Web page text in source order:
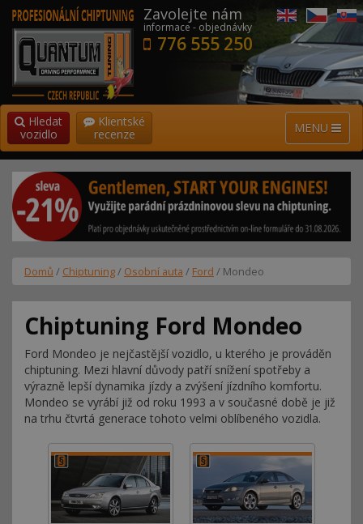
Zavolejte nám
informace - objednávky
776 555 250
MENU
Hledat
vozidlo
Klientské
recenze
Domů / Chiptuning/ Osobní auta / Ford / Mondeo
Chiptuning Ford Mondeo
Ford Mondeo je nejčastější vozidlo, u kterého je prováděn
chiptuning. Mezi hlavní důvody patří snížení spotřeby a
výrazně lepší dynamika jízdy a zvýšení jízdního komfortu.
Mondeo se vyrábí již od roku 1993 a v současné době je již
na trhu čtvrtá generace tohoto velmi oblíbeného vozidla.